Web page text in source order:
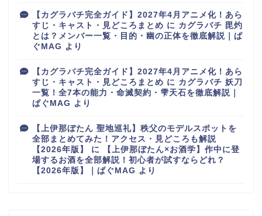
【カグラバチ完全ガイド】2027年4月アニメ化！あら
すじ・キャスト・見どころまとめ に カグラバチ 毘灼
とは？メンバー一覧・目的・幽の正体を徹底解説｜ぱ
ぐMAG より
【カグラバチ完全ガイド】2027年4月アニメ化！あら
すじ・キャスト・見どころまとめ に カグラバチ 妖刀
一覧！全7本の能力・命滅契約・雫天石を徹底解説｜
ぱぐMAG より
【上伊那ぼたん 聖地巡礼】秩父のモデルスポットを
全部まとめてみた！アクセス・見どころも解説
【2026年版】
に
【上伊那ぼたん×お酒学】作中に登
場するお酒を全部解説！初心者が試すならどれ？
【2026年版】｜ぱぐMAG より